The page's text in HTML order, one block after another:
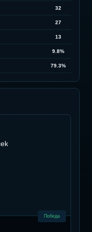
32
27
13
9.8%
79.3%
Победа